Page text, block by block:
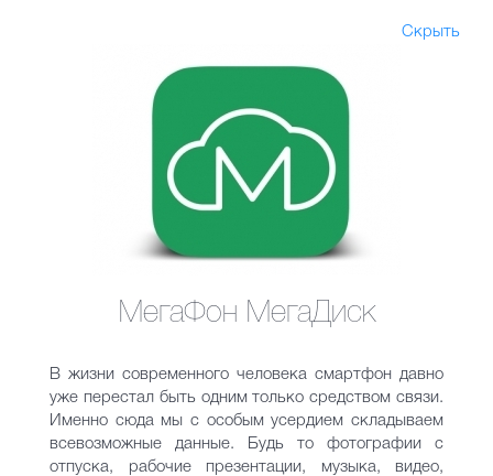
Скрыть
МегаФон МегаДиск
В жизни современного человека смартфон давно
уже перестал быть одним только средством связи.
Именно сюда мы с особым усердием складываем
всевозможные данные. Будь то фотографии с
отпуска, рабочие презентации, музыка, видео,